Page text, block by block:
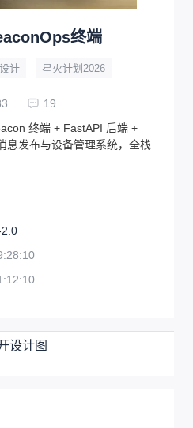
终端
计 星火计划2026
19
终端 + FastAPI 后端 +
息发布与设备管理系统，全栈
设计图